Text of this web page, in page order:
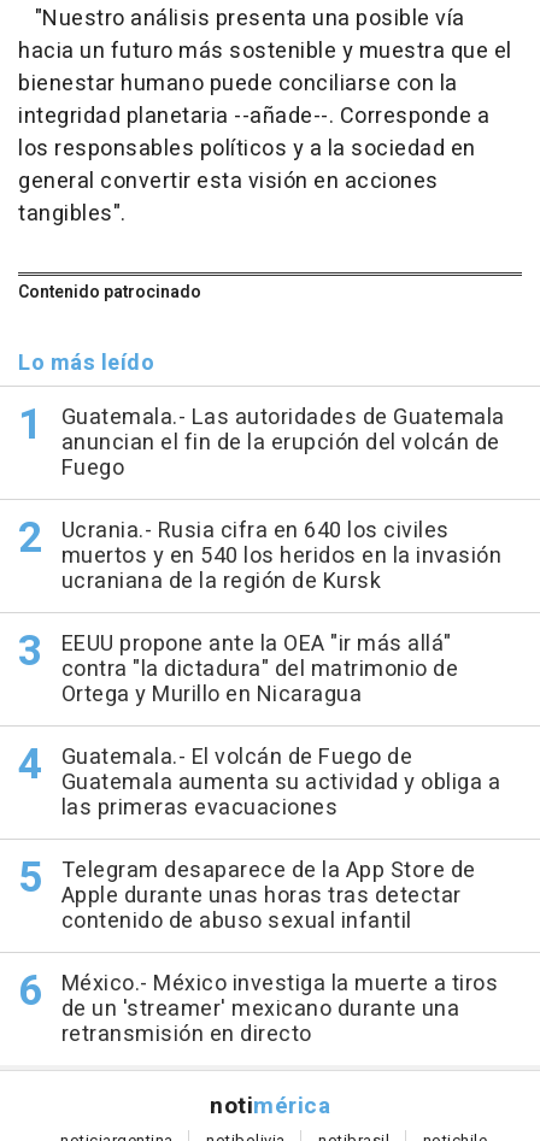
"Nuestro análisis presenta una posible vía
hacia un futuro más sostenible y muestra que el
bienestar humano puede conciliarse con la
integridad planetaria --añade--. Corresponde a
los responsables políticos y a la sociedad en
general convertir esta visión en acciones
tangibles".
Contenido patrocinado
Lo más leído
Guatemala.- Las autoridades de Guatemala
anuncian el fin de la erupción del volcán de
Fuego
Ucrania.- Rusia cifra en 640 los civiles
muertos y en 540 los heridos en la invasión
ucraniana de la región de Kursk
EEUU propone ante la OEA "ir más allá"
contra "la dictadura" del matrimonio de
Ortega y Murillo en Nicaragua
Guatemala.- El volcán de Fuego de
Guatemala aumenta su actividad y obliga a
las primeras evacuaciones
Telegram desaparece de la App Store de
Apple durante unas horas tras detectar
contenido de abuso sexual infantil
México.- México investiga la muerte a tiros
de un 'streamer' mexicano durante una
retransmisión en directo
notimérica